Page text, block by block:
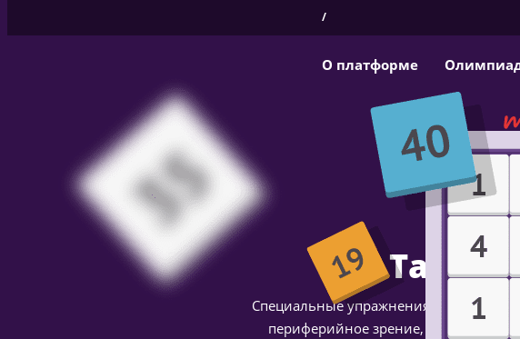
/
О платформе
Специальные упражнения по
периферийное зрение, помогают